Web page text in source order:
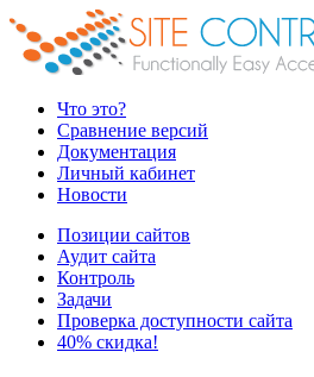
Что это?
Сравнение версий
Документация
Личный кабинет
Новости
Позиции сайтов
Аудит сайта
Контроль
Задачи
Проверка доступности сайта
40% скидка!